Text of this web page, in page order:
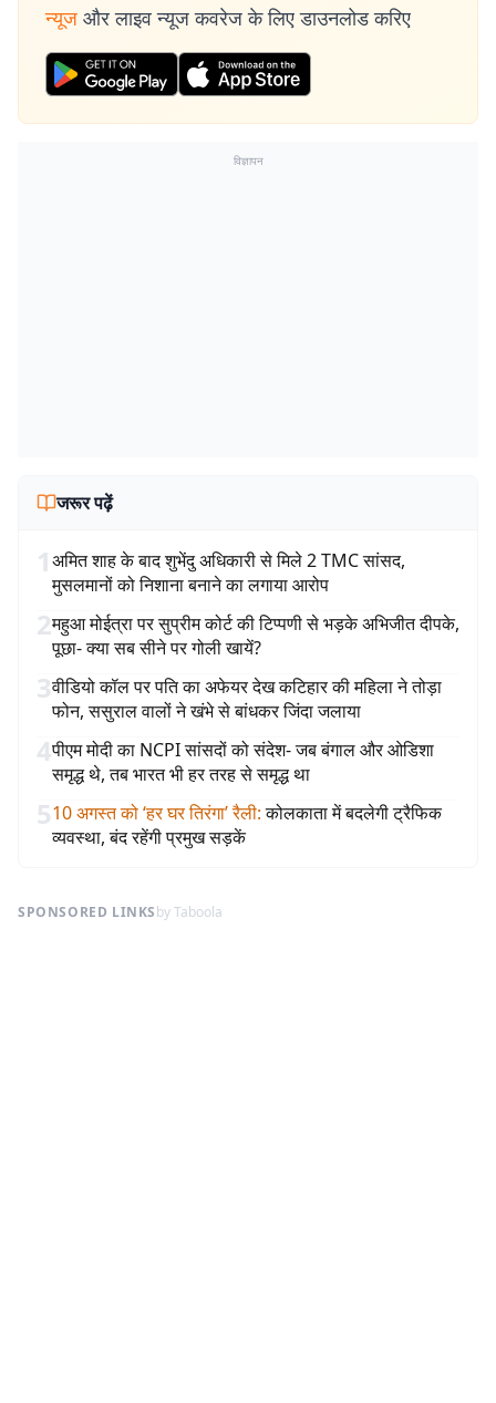
न्यूज और लाइव न्यूज कवरेज के लिए डाउनलोड करिए
विज्ञापन
जरूर पढ़ें
1अमित शाह के बाद शुभेंदु अधिकारी से मिले 2 TMC सांसद,
मुसलमानों को निशाना बनाने का लगाया आरोप
2महुआ मोईत्रा पर सुप्रीम कोर्ट की टिप्पणी से भड़के अभिजीत दीपके,
पूछा- क्या सब सीने पर गोली खायें?
3वीडियो कॉल पर पति का अफेयर देख कटिहार की महिला ने तोड़ा
फोन, ससुराल वालों ने खंभे से बांधकर जिंदा जलाया
4पीएम मोदी का NCPI सांसदों को संदेश- जब बंगाल और ओडिशा
समृद्ध थे, तब भारत भी हर तरह से समृद्ध था
510 अगस्त को ‘हर घर तिरंगा’ रैली: कोलकाता में बदलेगी ट्रैफिक
व्यवस्था, बंद रहेंगी प्रमुख सड़कें
SPONSORED LINKSby Taboola